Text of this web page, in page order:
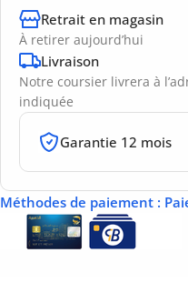
Retrait en magasin
À retirer aujourd’hui
Livraison
Notre coursier livrera à
indiquée
Garantie 12 mois
Méthodes de paiement :